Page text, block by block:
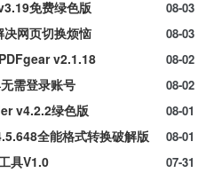
08-03
免费绿色版
08-03
网页切换烦恼
08-02
v2.1.18
08-02
需登录账号
08-01
v4.2.2绿色版
08-01
全能格式转换破解版
07-31
具V1.0